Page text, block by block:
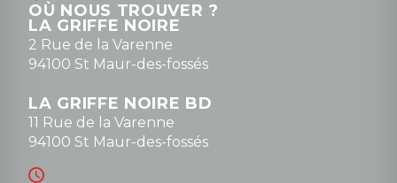
contact@la-griffe-noire.com
0148836747
OÙ NOUS TROUVER ?
LA GRIFFE NOIRE
2 Rue de la Varenne
94100 St Maur-des-fossés
LA GRIFFE NOIRE BD
11 Rue de la Varenne
94100 St Maur-des-fossés